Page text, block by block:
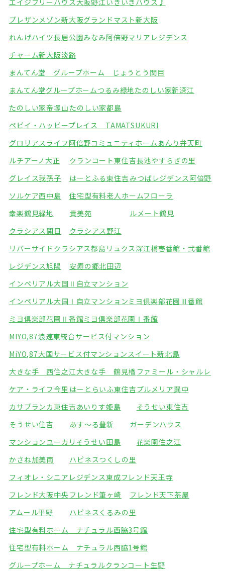
プレザンメゾン新大阪グランドマスト新大阪
れんげハイツ長居公園みなみ阿倍野マリアレジデンス
チャーム新大阪淡路
まんてん堂 グループホーム じょうとう関目
まんてん堂グループホームつるみ緑地たのしい家新深江
たのしい家帝塚山 たのしい家都島
ペピイ・ハッピープレイス TAMATSUKURI
グロリアスライフ阿倍野コミュニティホームあんり弁天町
ルチアーノ大正
クランコート東住吉長池やすらぎの里
グレイス我孫子
はーとふる東住吉 みつばレジデンス阿倍野
ソルケア西中島
住宅型有料老人ホームフローラ
幸楽鶴見緑地
貴美苑
ルメート鶴見
クラシアス関目
クラシアス野江
リバーサイドクラシアス都島 リュクス深江橋壱番館・弐番館
レジデンス旭陽
安寿の郷北田辺
インペリアル大国Ⅱ自立マンション
インペリアル大国Ⅰ自立マンションミヨ倶楽部花園Ⅲ番館
ミヨ倶楽部花園Ⅱ番館ミヨ倶楽部花園Ⅰ番館
MIYO,87浪速東統合サービス付マンション
MiYO,87大国サービス付マンション スイート新北島
大きな手 西住之江大きな手 鶴見橋 ファミール・シャルレ
ケア・ライフ今里 はーとらいふ東住吉プルメリア巽中
カサブランカ東住吉 あいりす姫島
そうせい東住吉
そうせい住吉
あす～る豊新
ガーデンハウス
マンションユーカリ そうせい田島
花楽園住之江
かさね加美南
ハピネスつくしの里
フィオレ・シニアレジデンス東成フレンド天王寺
フレンド大阪中央 フレンド筆ヶ崎
フレンド天下茶屋
アムール平野
ハピネスくるみの里
住宅型有料ホーム ナチュラル西脇3号館
住宅型有料ホーム ナチュラル西脇1号館
グループホーム ナチュラルクランコート生野